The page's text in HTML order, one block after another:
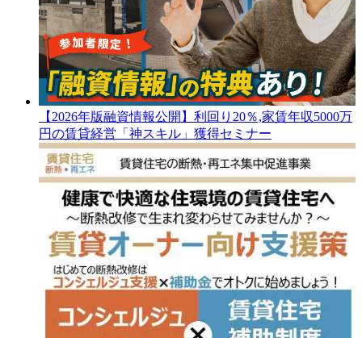
【2026年版融資情報公開】利回り20％,家賃年収5000万
円の賃貸経営「神スキル」獲得セミナー